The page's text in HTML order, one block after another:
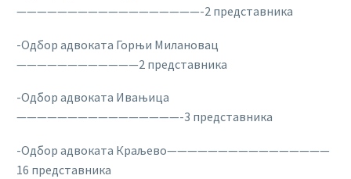
——————————————————-2 представника
-Одбор адвоката Горњи Милановац
————————————2 представника
-Одбор адвоката Ивањица
————————————————-3 представника
-Одбор адвоката Краљево————————————————
16 представника